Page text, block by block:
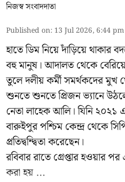
নিজস্ব সংবাদদাতা
Published on: 13 Jul 2026, 6:44 pm
হাতে ডিম নিয়ে দাঁড়িয়ে থাকার
বহু মানুষ। আদালত থেকে
তুলে দলীয় কর্মী সমর্থকদের মুখ
শুনতে শুনতে প্রিজন ভ্যানে
নেতা লাহেক আলি। যিনি ২০২১
বারুইপুর পশ্চিম কেন্দ্র থেকে
প্রতিদ্বন্দ্বিতা করেছেন।
রবিবার রাতে গ্রেপ্তার হওয়ার
করা হয় ...